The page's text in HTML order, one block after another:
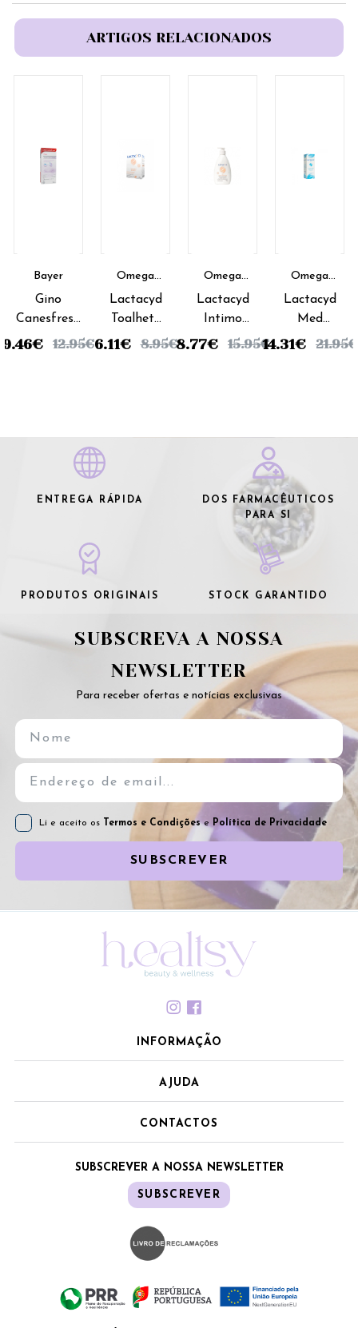
ARTIGOS RELACIONADOS
Bayer
Gino
Canesfresh
Gel Íntimo
9.46€ 12.95€
Omega
Pharma
Lactacyd
Toalhete
Higiene
6.11€ 8.95€
Omega
Pharma
Lactacyd
Intimo
Emulsão
8.77€ 15.95€
Omega
Pharma
Lactacyd
Med
Sabonete
14.31€ 21.95€
ENTREGA RÁPIDA
DOS FARMACÊUTICOS
PARA SI
PRODUTOS ORIGINAIS STOCK GARANTIDO
SUBSCREVA A NOSSA
NEWSLETTER
Para receber ofertas e notícias exclusivas
Li e aceito os Termos e Condiçõese Política de Privacidade
SUBSCREVER
INFORMAÇÃO
AJUDA
CONTACTOS
SUBSCREVER A NOSSA NEWSLETTER
SUBSCREVER